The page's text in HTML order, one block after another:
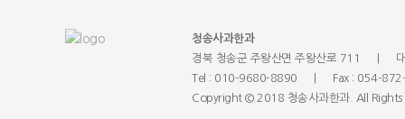
청송사과한과
경북 청송군 주왕산면 주왕산로 711
Tel : 010-9680-8890
Fax : 054-
Copyright © 2018 청송사과한과. All Rights